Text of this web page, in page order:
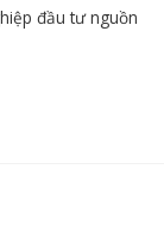
đầu tư nguồn